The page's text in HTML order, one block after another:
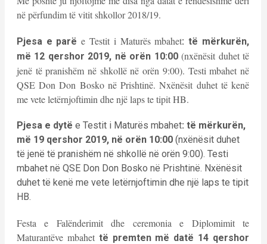
në përfundim të vitit shkollor 2018/19.
Pjesa e parë e Testit i Maturës mbahet: të mërkurën,
më 12 qershor 2019, në orën 10:00(nxënësit duhet të
jenë të pranishëm në shkollë në orën 9:00). Testi mbahet në
QSE Don Don Bosko në Prishtinë. Nxënësit duhet të kenë
me vete letërnjoftimin dhe një laps te tipit HB.
Pjesa e dytë e Testit i Maturës mbahet: të mërkurën,
më 19 qershor 2019, në orën 10:00(nxënësit duhet
të jenë të pranishëm në shkollë në orën 9:00). Testi
mbahet në QSE Don Don Bosko në Prishtinë. Nxënësit
duhet të kenë me vete letërnjoftimin dhe një laps te tipit
HB.
Festa e Falënderimit dhe ceremonia e Diplomimit te
Maturantëve mbahet të premten më datë 14 qershor